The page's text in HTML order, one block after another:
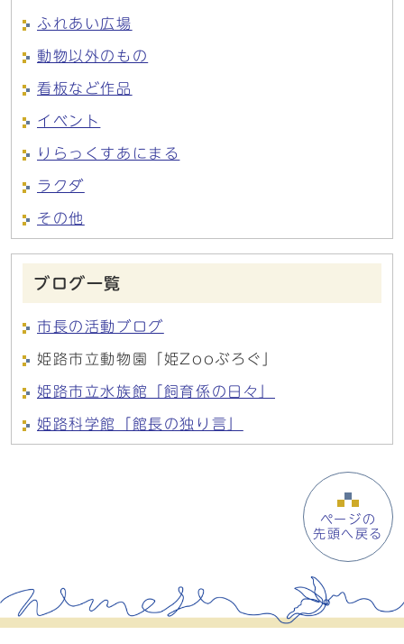
ふれあい広場
動物以外のもの
看板など作品
イベント
りらっくすあにまる
ラクダ
その他
ブログ一覧
市長の活動ブログ
姫路市立動物園「姫Zooぶろぐ」
姫路市立水族館「飼育係の日々」
姫路科学館「館長の独り言」
ページの
先頭へ戻る